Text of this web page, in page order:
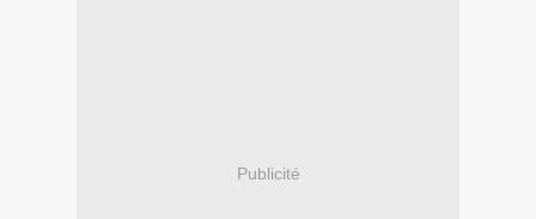
Publicité